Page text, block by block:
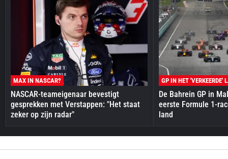
MAX IN NASCAR?
NASCAR-teameigenaar bevestigt
gesprekken met Verstappen: "Het staat
zeker op zijn radar"
GP IN HET 'VERKEERDE'
De Bahrein GP in
eerste Formule 1-
land